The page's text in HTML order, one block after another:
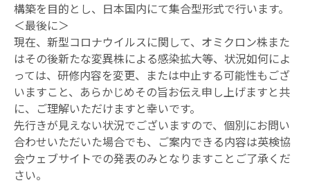
構築を目的とし、日本国内にて集合型形式で行います。
＜最後に＞
現在、新型コロナウイルスに関して、オミクロン株また
はその後新たな変異株による感染拡大等、状況如何によ
っては、研修内容を変更、または中止する可能性もござ
いますこと、あらかじめその旨お伝え申し上げますと共
に、ご理解いただけますと幸いです。
先行きが見えない状況でございますので、個別にお問い
合わせいただいた場合でも、ご案内できる内容は英検協
会ウェブサイトでの発表のみとなりますことご了承くだ
さい。